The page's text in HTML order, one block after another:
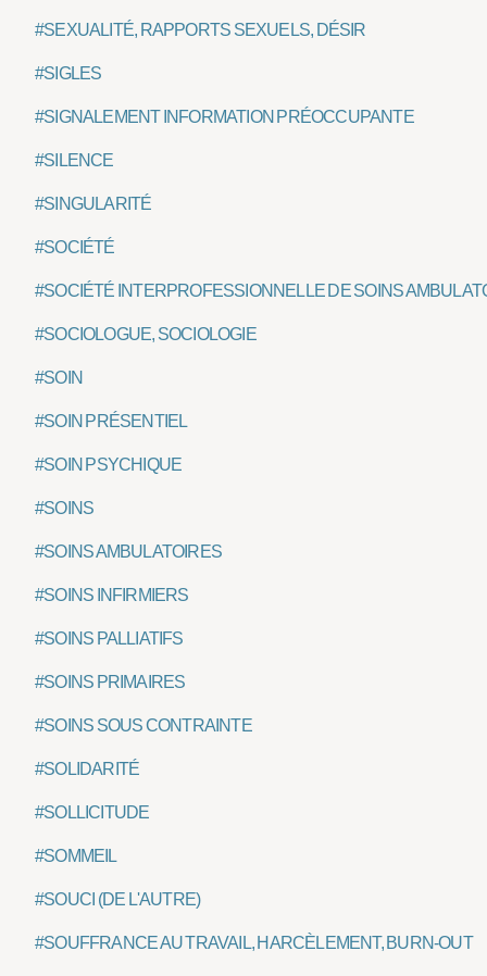
#SEXUALITÉ, RAPPORTS SEXUELS, DÉSIR
#SIGLES
#SIGNALEMENT INFORMATION PRÉOCCUPANTE
#SILENCE
#SINGULARITÉ
#SOCIÉTÉ
#SOCIÉTÉ INTERPROFESSIONNELLE DE SOINS
#SOCIOLOGUE, SOCIOLOGIE
#SOIN
#SOIN PRÉSENTIEL
#SOIN PSYCHIQUE
#SOINS
#SOINS AMBULATOIRES
#SOINS INFIRMIERS
#SOINS PALLIATIFS
#SOINS PRIMAIRES
#SOINS SOUS CONTRAINTE
#SOLIDARITÉ
#SOLLICITUDE
#SOMMEIL
#SOUCI (DE L'AUTRE)
#SOUFFRANCE AU TRAVAIL, HARCÈLEMENT, BURN-OUT